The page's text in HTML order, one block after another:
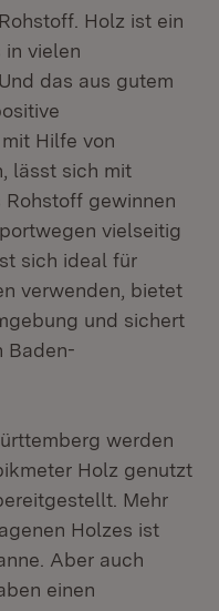
Holz ist ein
in vielen
das aus gutem
Hilfe von
lässt sich mit
gewinnen
vielseitig
sich ideal für
verwenden, bietet
und sichert
Baden-
werden
Holz genutzt
Mehr
Holzes ist
Aber auch
einen